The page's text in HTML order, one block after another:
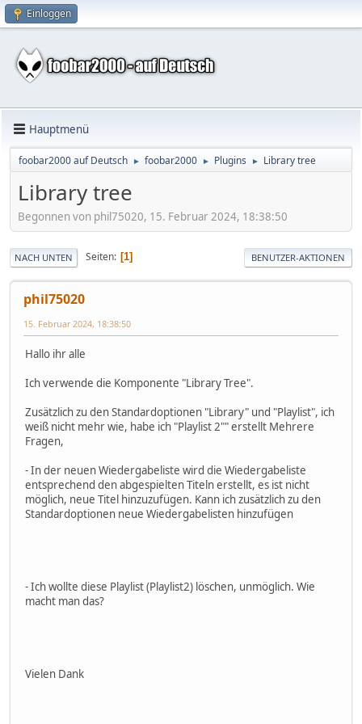
Einloggen
Hauptmenü
foobar2000 auf Deutsch ► foobar2000 ► Plugins ► Library tree
Library tree
Begonnen von phil75020, 15. Februar 2024, 18:38:50
NACH UNTEN Seiten 1 BENUTZER-AKTIONEN
phil75020
15. Februar 2024, 18:38:50
Hallo ihr alle
Ich verwende die Komponente "Library Tree".
Zusätzlich zu den Standardoptionen "Library" und "Playlist", ich
weiß nicht mehr wie, habe ich "Playlist 2"" erstellt Mehrere
Fragen,
- In der neuen Wiedergabeliste wird die Wiedergabeliste
entsprechend den abgespielten Titeln erstellt, es ist nicht
möglich, neue Titel hinzuzufügen. Kann ich zusätzlich zu den
Standardoptionen neue Wiedergabelisten hinzufügen
- Ich wollte diese Playlist (Playlist2) löschen, unmöglich. Wie
macht man das?
Vielen Dank